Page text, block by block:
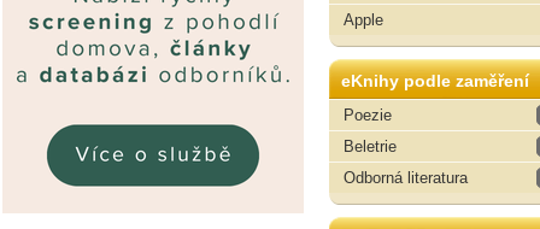
Apple
eKnihy podle zaměření
Poezie
Beletrie
Odborná literatura